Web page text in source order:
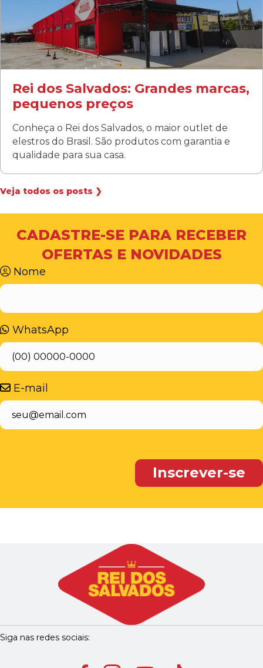
Segunda a sábado: 09h00 às 19h00
Domingo: FECHADA
ÚLTIMOS DIAS DE LIQUIDAÇÃO!
(41) 3411-1754
(41) 99249-4620
Rei dos Salvados: Grandes marcas,
pequenos preços
Conheça o Rei dos Salvados, o maior outlet de
elestros do Brasil. São produtos com garantia e
qualidade para sua casa.
Veja todos os posts ❯
CADASTRE-SE PARA RECEBER
OFERTAS E NOVIDADES
Nome
WhatsApp
E-mail
Siga nas redes sociais: